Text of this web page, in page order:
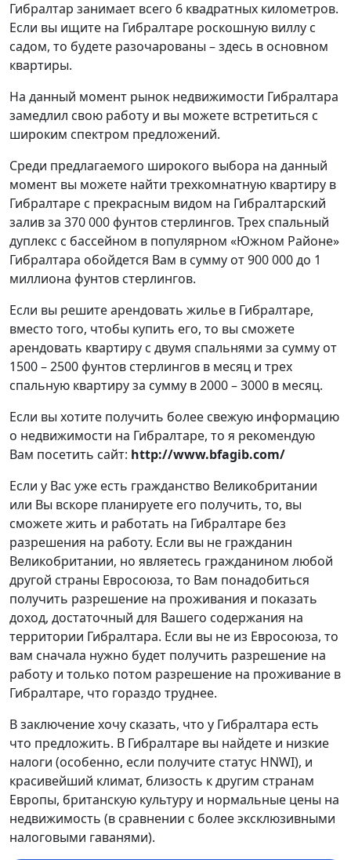
Гибралтар занимает всего 6 квадратных километров.
Если вы ищите на Гибралтаре роскошную виллу с
садом, то будете разочарованы – здесь в основном
квартиры.
На данный момент рынок недвижимости Гибралтара
замедлил свою работу и вы можете встретиться с
широким спектром предложений.
Среди предлагаемого широкого выбора на данный
момент вы можете найти трехкомнатную квартиру в
Гибралтаре с прекрасным видом на Гибралтарский
залив за 370 000 фунтов стерлингов. Трех спальный
дуплекс с бассейном в популярном «Южном Районе»
Гибралтара обойдется Вам в сумму от 900 000 до 1
миллиона фунтов стерлингов.
Если вы решите арендовать жилье в Гибралтаре,
вместо того, чтобы купить его, то вы сможете
арендовать квартиру с двумя спальнями за сумму от
1500 – 2500 фунтов стерлингов в месяц и трех
спальную квартиру за сумму в 2000 – 3000 в месяц.
Если вы хотите получить более свежую информацию
о недвижимости на Гибралтаре, то я рекомендую
Вам посетить сайт: http://www.bfagib.com/
Если у Вас уже есть гражданство Великобритании
или Вы вскоре планируете его получить, то, вы
сможете жить и работать на Гибралтаре без
разрешения на работу. Если вы не гражданин
Великобритании, но являетесь гражданином любой
другой страны Евросоюза, то Вам понадобиться
получить разрешение на проживания и показать
доход, достаточный для Вашего содержания на
территории Гибралтара. Если вы не из Евросоюза, то
вам сначала нужно будет получить разрешение на
работу и только потом разрешение на проживание в
Гибралтаре, что гораздо труднее.
В заключение хочу сказать, что у Гибралтара есть
что предложить. В Гибралтаре вы найдете и низкие
налоги (особенно, если получите статус HNWI), и
красивейший климат, близость к другим странам
Европы, британскую культуру и нормальные цены на
недвижимость (в сравнении с более эксклюзивными
налоговыми гаванями).